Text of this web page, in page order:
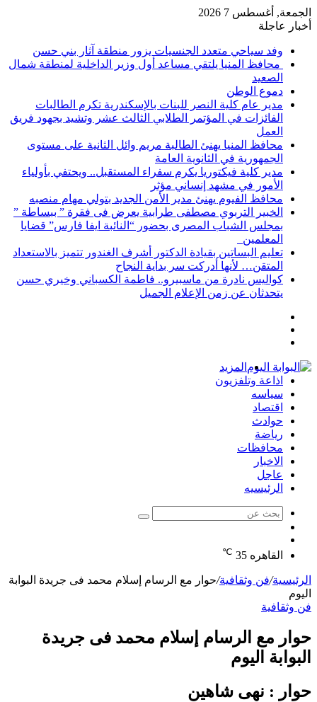
الجمعة, أغسطس 7 2026
أخبار عاجلة
وفد سياحي متعدد الجنسيات يزور منطقة آثار بني حسن
محافظ المنيا يلتقي مساعد أول وزير الداخلية لمنطقة شمال
الصعيد
دموع الوطن
مدير عام كلية النصر للبنات بالإسكندرية تكرم الطالبات
الفائزات في المؤتمر الطلابي الثالث عشر وتشيد بجهود فريق
العمل
محافظ المنيا يهنئ الطالبة مريم وائل الثانية على مستوى
الجمهورية في الثانوية العامة
مدير كلية فيكتوريا يكرم سفراء المستقبل.. ويحتفي بأولياء
الأمور في مشهد إنساني مؤثر
محافظ الفيوم يهنئ مدير الأمن الجديد بتولي مهام منصبه
الخبير التربوي مصطفى طرابية يعرض فى فقرة ” ببساطة ”
بمجلس الشباب المصرى بحضور “النائبة ايفا فارس” قضايا
المعلمين
تعليم البساتين بقيادة الدكتور أشرف الغندور تتميز بالاستعداد
المتقن… لأنها أدركت سر بداية النجاح
كواليس نادرة من ماسبيرو.. فاطمة الكسباني وخيري حسن
يتحدثان عن زمن الإعلام الجميل
المزيد
اذاعة وتلفزيون
سياسه
اقتصاد
حوادث
رياضة
محافظات
الاخبار
عاجل
الرئيسيه
بحث
عشوائي
القاهره 35
℃
الرئيسية/فن وثقافية/حوار مع الرسام إسلام محمد فى جريدة البوابة
اليوم
فن وثقافية
حوار مع الرسام إسلام محمد فى جريدة
البوابة اليوم
حوار : نهى شاهين